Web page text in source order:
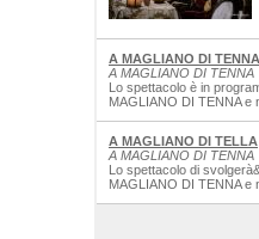
A MAGLIANO DI TENNA
A MAGLIANO DI TENNA
Lo spettacolo è in
MAGLIANO DI TENNA e
A MAGLIANO DI TELLA
A MAGLIANO DI TENNA
Lo spettacolo di
MAGLIANO DI TENNA e